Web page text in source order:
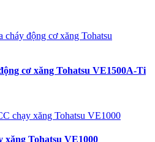
cơ xăng Tohatsu VE1500A-Ti
xăng Tohatsu VE1000